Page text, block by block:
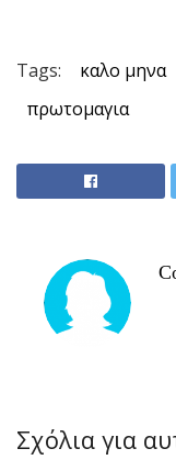
Tags: καλο μηνα
πρωτομαγια
Σχόλια για